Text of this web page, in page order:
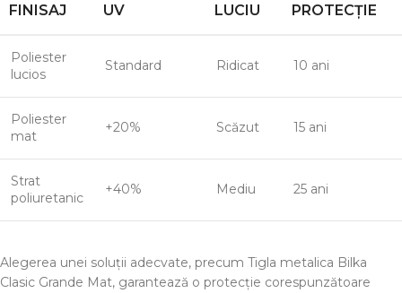
FINISAJ
UV
LUCIU
PROTECȚIE
Poliester
lucios
Standard Ridicat 10 ani
Poliester
mat
+20% Scăzut 15 ani
Strat
poliuretanic
+40% Mediu 25 ani
Alegerea unei soluții adecvate, precum Tigla metalica Bilka
Clasic Grande Mat, garantează o protecție corespunzătoare